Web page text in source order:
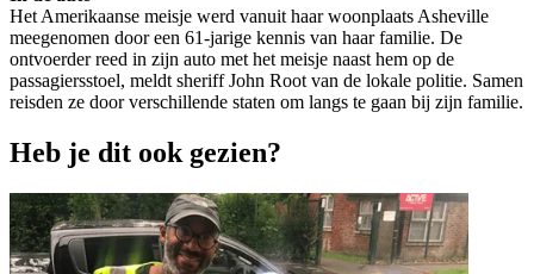
Het Amerikaanse meisje werd vanuit haar woonplaats Asheville
meegenomen door een 61-jarige kennis van haar familie. De
ontvoerder reed in zijn auto met het meisje naast hem op de
passagiersstoel, meldt sheriff John Root van de lokale politie. Samen
reisden ze door verschillende staten om langs te gaan bij zijn familie.
Heb je dit ook gezien?